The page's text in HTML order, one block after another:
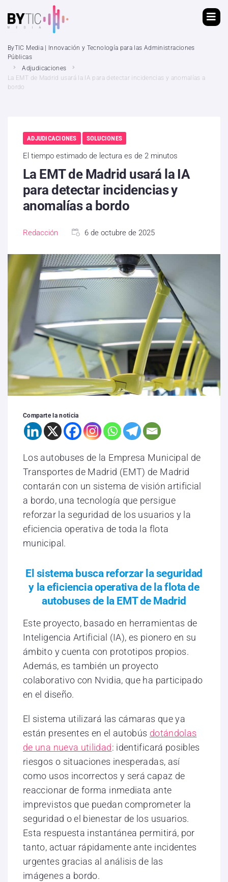
ByTIC Media | Innovación y Tecnología para las Administraciones
Públicas
Adjudicaciones
La EMT de Madrid usará la IA para detectar incidencias y anomalías a
bordo
ADJUDICACIONES SOLUCIONES
El tiempo estimado de lectura es de 2 minutos
La EMT de Madrid usará la IA
para detectar incidencias y
anomalías a bordo
Redacción 6 de octubre de 2025
Comparte la noticia
Los autobuses de la Empresa Municipal de
Transportes de Madrid (EMT) de Madrid
contarán con un sistema de visión artificial
a bordo, una tecnología que persigue
reforzar la seguridad de los usuarios y la
eficiencia operativa de toda la flota
municipal.
El sistema busca reforzar la seguridad
y la eficiencia operativa de la flota de
autobuses de la EMT de Madrid
Este proyecto, basado en herramientas de
Inteligencia Artificial (IA), es pionero en su
ámbito y cuenta con prototipos propios.
Además, es también un proyecto
colaborativo con Nvidia, que ha participado
en el diseño.
El sistema utilizará las cámaras que ya
están presentes en el autobús dotándolas
de una nueva utilidad: identificará posibles
riesgos o situaciones inesperadas, así
como usos incorrectos y será capaz de
reaccionar de forma inmediata ante
imprevistos que puedan comprometer la
seguridad o el bienestar de los usuarios.
Esta respuesta instantánea permitirá, por
tanto, actuar rápidamente ante incidentes
urgentes gracias al análisis de las
imágenes a bordo.